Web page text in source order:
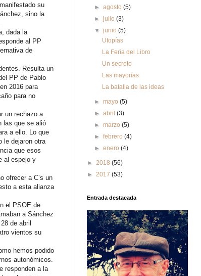
su
sino la
dada la
al PP
de
Resulta un
PP de Pablo
2016 para
para no
un rechazo a
las que se alió
a ello. Lo que
le dejaron otra
que esos
al espejo y
ofrecer a C’s un
a esta alianza
el PSOE de
a Sánchez
de abril
vientos su
hemos podido
autonómicos.
responden a la
►agosto(5)
►julio(3)
▼junio(5)
Utopías
La Feria del Libro
Un secreto
Las mayorías
La batalla de las ideas
►mayo(5)
►abril(3)
►marzo(5)
►febrero(4)
►enero(4)
► 2018 (56)
► 2017 (53)
Entrada destacada